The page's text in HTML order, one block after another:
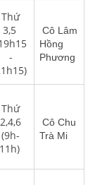
Thứ
3,5
-
Cô Lâm
Hồng
Phương
Thứ
2,4,6
(9h-
11h)
Cô Chu
Trà Mi